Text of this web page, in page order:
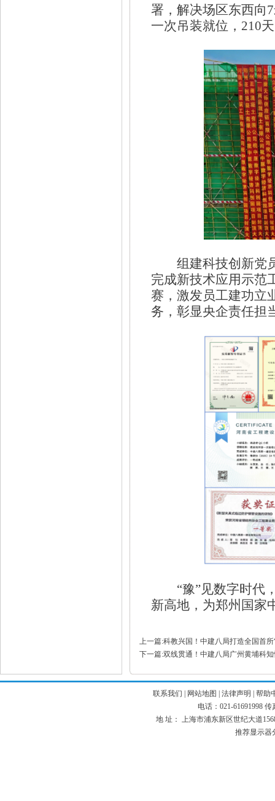
署，解决场区东西向
一次吊装就位，210
组建科技创新党
完成新技术应用示范
赛，激发员工建功立
务，彰显央企责任担
“豫”见数字时代，
新高地，为郑州国家
上一篇:科教兴国！中建八局打造全国首所
下一篇:双线贯通！中建八局广州黄埔科
联系我们 网站地图 法律声明
帮助
电话：021-61691998 传
地 址： 上海市浦东新区世纪大道
推荐显示器